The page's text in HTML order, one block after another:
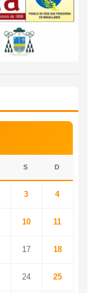
S D
3 4
10 11
17 18
24 25